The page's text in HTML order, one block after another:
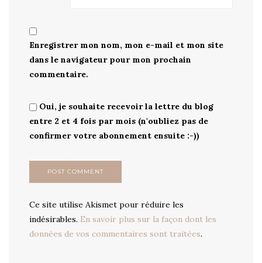
Enregistrer mon nom, mon e-mail et mon site
dans le navigateur pour mon prochain
commentaire.
Oui, je souhaite recevoir la lettre du blog
entre 2 et 4 fois par mois (n'oubliez pas de
confirmer votre abonnement ensuite :-))
Ce site utilise Akismet pour réduire les
indésirables. En savoir plus sur la façon dont les
données de vos commentaires sont traitées.